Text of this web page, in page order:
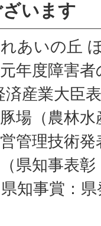
います
あいの丘
年度障害
産業大臣
場（農林
管理技術発
県知事表
知事賞：